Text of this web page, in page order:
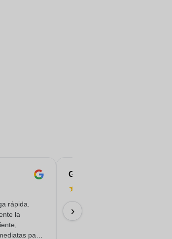
rápida.
la
para
Gaelle
★
09/07/2026
›